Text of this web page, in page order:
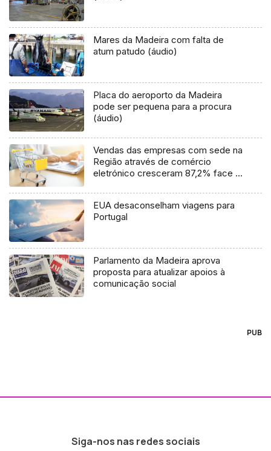
Mares da Madeira com falta de
atum patudo (áudio)
Placa do aeroporto da Madeira
pode ser pequena para a procura
(áudio)
Vendas das empresas com sede na
Região através de comércio
eletrónico cresceram 87,2% face a
EUA desaconselham viagens para
Portugal
Parlamento da Madeira aprova
proposta para atualizar apoios à
comunicação social
PUB
Siga-nos nas redes sociais